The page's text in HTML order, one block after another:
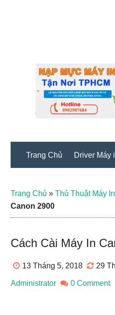
Trang Chủ Driver Máy
Trang Chủ »Thủ Thuật Máy In
Canon 2900
Cách Cài Máy In
13 Tháng 5, 2018 29
Administrator 0 Comment